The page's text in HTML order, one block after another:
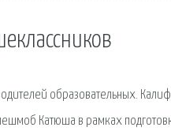
образовательных.
Катюша в рамках